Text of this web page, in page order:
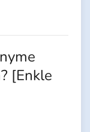
[Enkle